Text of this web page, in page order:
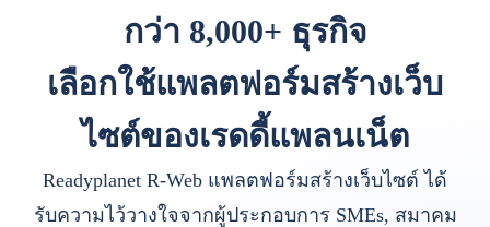
กว่า 8,000+ ธุรกิจ
เลือกใช้แพลตฟอร์มสร้างเว็บ
ไซต์ของเรดดี้แพลนเน็ต
Readyplanet R-Web แพลตฟอร์มสร้างเว็บไซต์ ได้
รับความไว้วางใจจากผู้ประกอบการ SMEs, สมาคม